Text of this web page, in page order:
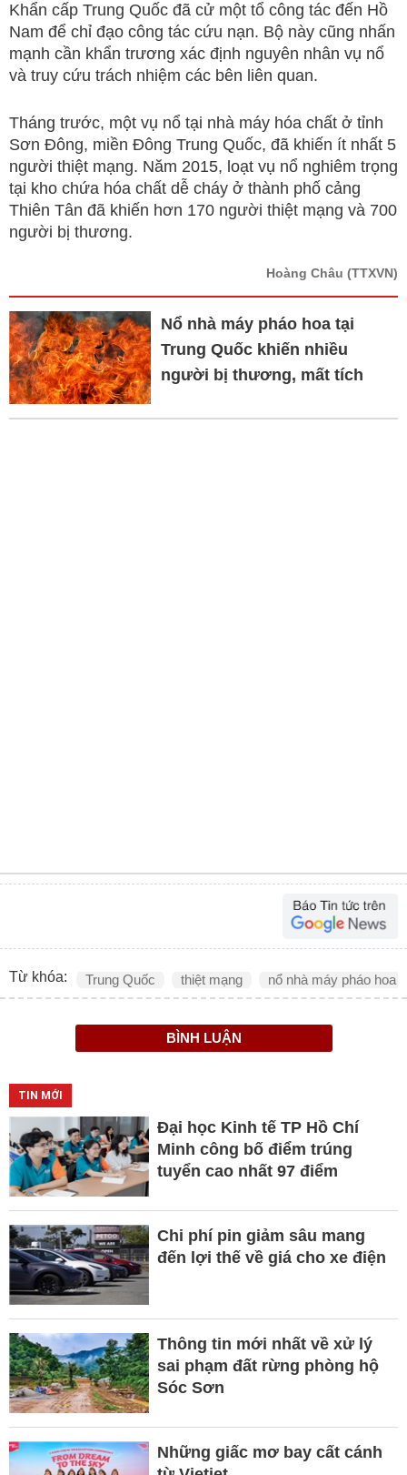
Khẩn cấp Trung Quốc đã cử một tổ công tác đến Hồ
Nam để chỉ đạo công tác cứu nạn. Bộ này cũng nhấn
mạnh cần khẩn trương xác định nguyên nhân vụ nổ
và truy cứu trách nhiệm các bên liên quan.
Tháng trước, một vụ nổ tại nhà máy hóa chất ở tỉnh
Sơn Đông, miền Đông Trung Quốc, đã khiến ít nhất 5
người thiệt mạng. Năm 2015, loạt vụ nổ nghiêm trọng
tại kho chứa hóa chất dễ cháy ở thành phố cảng
Thiên Tân đã khiến hơn 170 người thiệt mạng và 700
người bị thương.
Hoàng Châu (TTXVN)
Nổ nhà máy pháo hoa tại
Trung Quốc khiến nhiều
người bị thương, mất tích
Từ khóa: Trung Quốc thiệt mạng nổ nhà máy pháo hoa
BÌNH LUẬN
TIN MỚI
Đại học Kinh tế TP Hồ Chí
Minh công bố điểm trúng
tuyển cao nhất 97 điểm
Chi phí pin giảm sâu mang
đến lợi thế về giá cho xe điện
Thông tin mới nhất về xử lý
sai phạm đất rừng phòng hộ
Sóc Sơn
Những giấc mơ bay cất cánh